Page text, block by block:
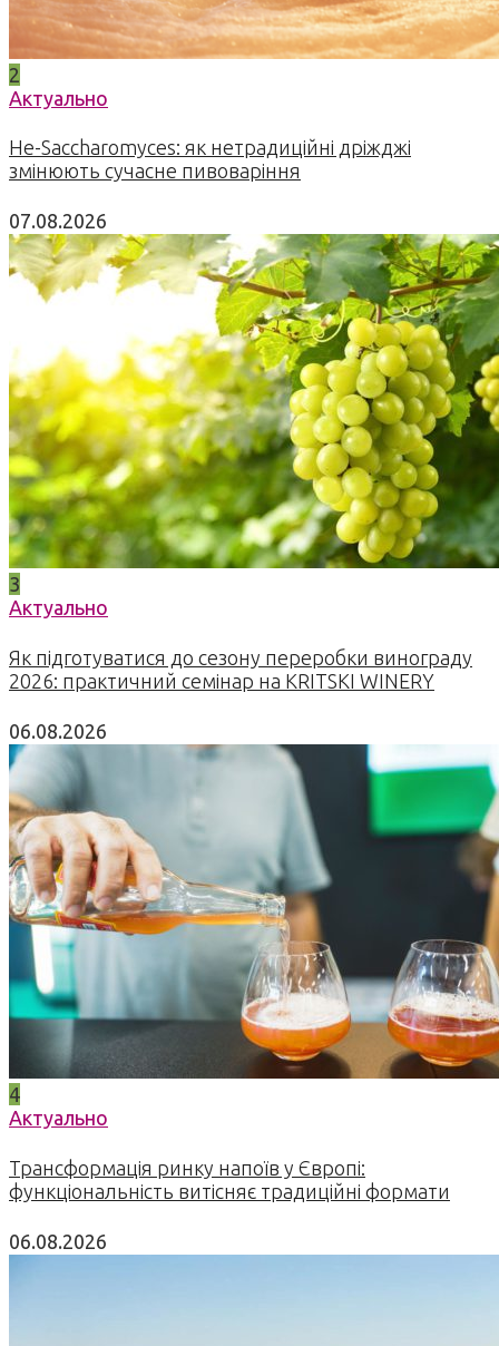
2
Актуально
Не-Saccharomyces: як нетрадиційні дріжджі
змінюють сучасне пивоваріння
07.08.2026
3
Актуально
Як підготуватися до сезону переробки винограду
2026: практичний семінар на KRITSKI WINERY
06.08.2026
4
Актуально
Трансформація ринку напоїв у Європі:
функціональність витісняє традиційні формати
06.08.2026